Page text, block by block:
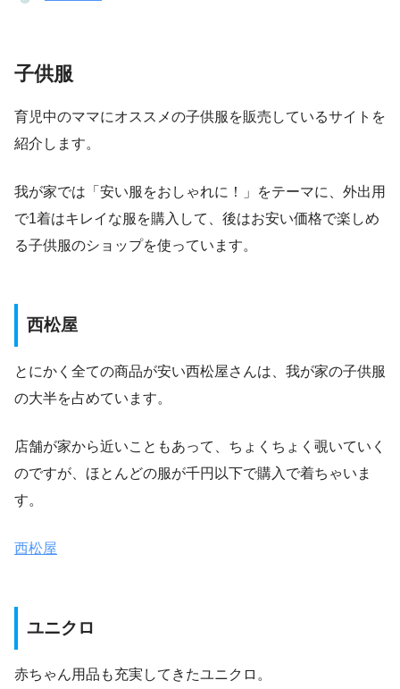
子供服
育児中のママにオススメの子供服を販売しているサイトを
紹介します。
我が家では「安い服をおしゃれに！」をテーマに、外出用
で1着はキレイな服を購入して、後はお安い価格で楽しめ
る子供服のショップを使っています。
西松屋
とにかく全ての商品が安い西松屋さんは、我が家の子供服
の大半を占めています。
店舗が家から近いこともあって、ちょくちょく覗いていく
のですが、ほとんどの服が千円以下で購入で着ちゃいま
す。
西松屋
ユニクロ
赤ちゃん用品も充実してきたユニクロ。